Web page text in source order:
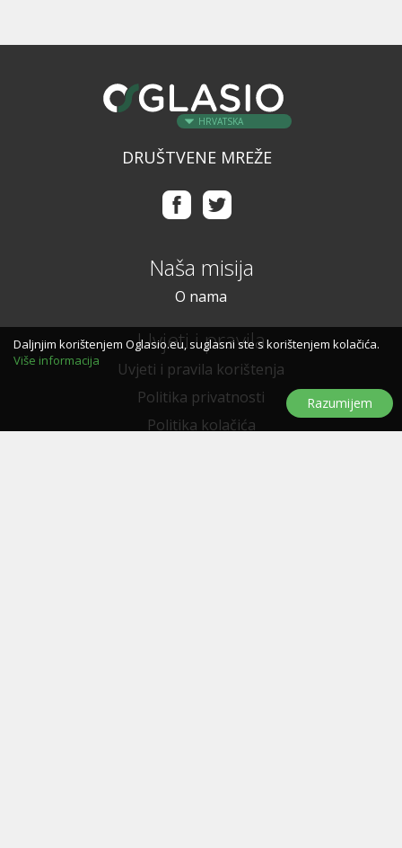
HRVATSKA
DRUŠTVENE MREŽE
Naša misija
O nama
Uvjeti i pravila
Uvjeti i pravila korištenja
Politika privatnosti
Politika kolačića
Daljnjim korištenjem Oglasio.eu, suglasni ste s korištenjem kolačića.
Više informacija
Razumijem